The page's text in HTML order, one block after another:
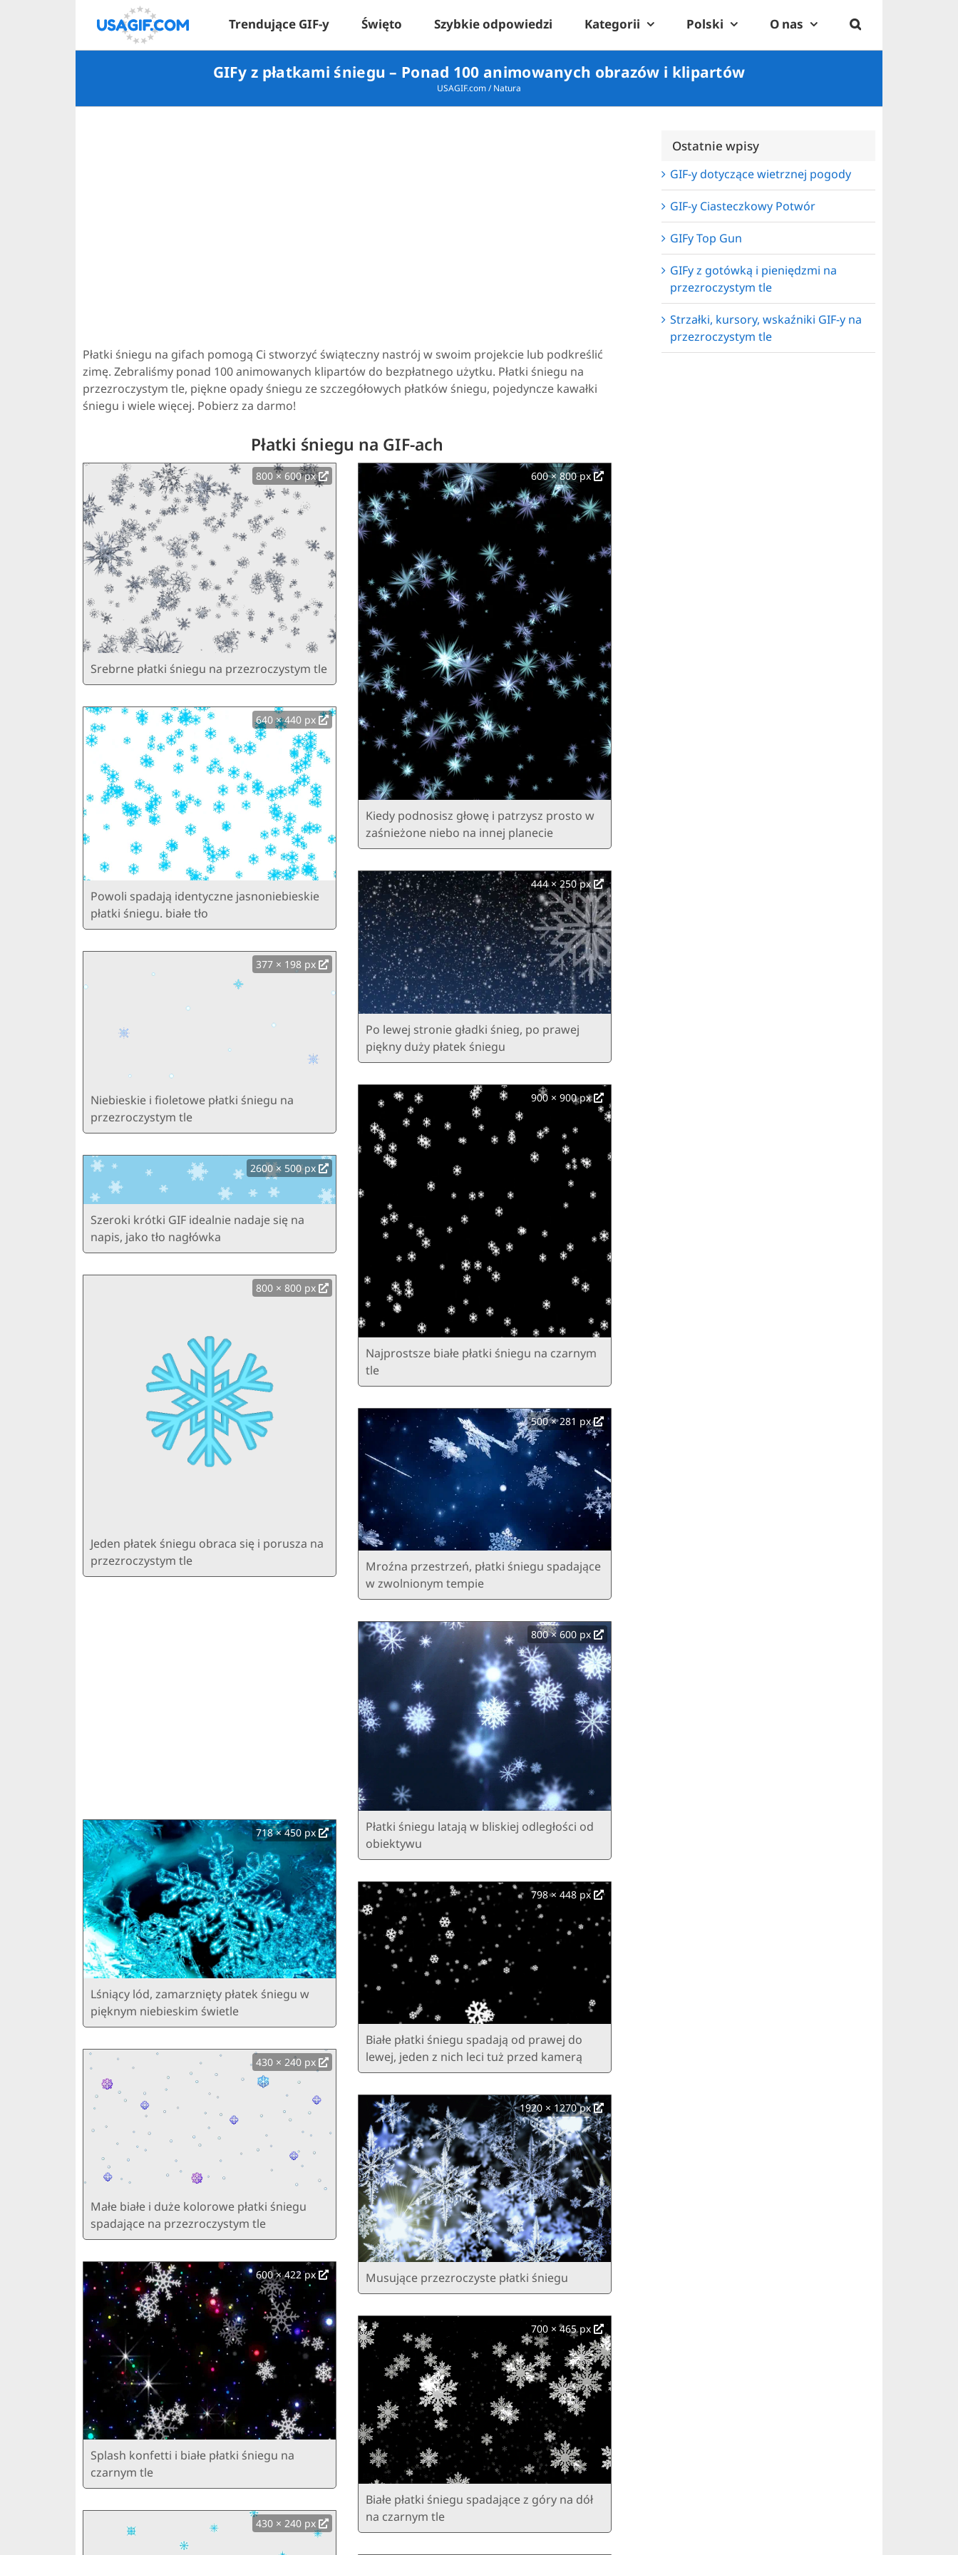
Trendujące GIF-y Święto Szybkie odpowiedzi Kategorii Polski O nas
GIFy z płatkami śniegu – Ponad 100 animowanych obrazów i klipartów
USAGIF.com/Natura
Płatki śniegu na gifach pomogą Ci stworzyć świąteczny nastrój w swoim projekcie lub podkreślić
zimę. Zebraliśmy ponad 100 animowanych klipartów do bezpłatnego użytku. Płatki śniegu na
przezroczystym tle, piękne opady śniegu ze szczegółowych płatków śniegu, pojedyncze kawałki
śniegu i wiele więcej. Pobierz za darmo!
Płatki śniegu na GIF-ach
800 × 600 px
Srebrne płatki śniegu na przezroczystym tle
640 × 440 px
Powoli spadają identyczne jasnoniebieskie
płatki śniegu. białe tło
377 × 198 px
Niebieskie i fioletowe płatki śniegu na
przezroczystym tle
2600 × 500 px
Szeroki krótki GIF idealnie nadaje się na
napis, jako tło nagłówka
800 × 800 px
Jeden płatek śniegu obraca się i porusza na
przezroczystym tle
718 × 450 px
Lśniący lód, zamarznięty płatek śniegu w
pięknym niebieskim świetle
430 × 240 px
Małe białe i duże kolorowe płatki śniegu
spadające na przezroczystym tle
600 × 422 px
Splash konfetti i białe płatki śniegu na
czarnym tle
430 × 240 px
600 × 800 px
Kiedy podnosisz głowę i patrzysz prosto w
zaśnieżone niebo na innej planecie
444 × 250 px
Po lewej stronie gładki śnieg, po prawej
piękny duży płatek śniegu
900 × 900 px
Najprostsze białe płatki śniegu na czarnym
tle
500 × 281 px
Mroźna przestrzeń, płatki śniegu spadające
w zwolnionym tempie
800 × 600 px
Płatki śniegu latają w bliskiej odległości od
obiektywu
798 × 448 px
Białe płatki śniegu spadają od prawej do
lewej, jeden z nich leci tuż przed kamerą
1920 × 1270 px
Musujące przezroczyste płatki śniegu
700 × 465 px
Białe płatki śniegu spadające z góry na dół
na czarnym tle
Ostatnie wpisy
GIF-y dotyczące wietrznej pogody
GIF-y Ciasteczkowy Potwór
GIFy Top Gun
GIFy z gotówką i pieniędzmi na
przezroczystym tle
Strzałki, kursory, wskaźniki GIF-y na
przezroczystym tle